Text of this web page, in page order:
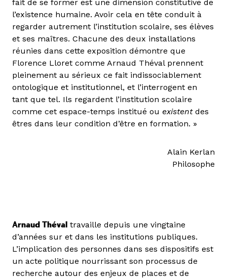
fait de se former est une dimension constitutive de
l’existence humaine. Avoir cela en tête conduit à
regarder autrement l’institution scolaire, ses élèves
et ses maîtres. Chacune des deux installations
réunies dans cette exposition démontre que
Florence Lloret comme Arnaud Théval prennent
pleinement au sérieux ce fait indissociablement
ontologique et institutionnel, et l’interrogent en
tant que tel. Ils regardent l’institution scolaire
comme cet espace-temps institué ou existentdes
êtres dans leur condition d’être en formation. »
Alain Kerlan
Philosophe
Arnaud Théval travaille depuis une vingtaine
d’années sur et dans les institutions publiques.
L’implication des personnes dans ses dispositifs est
un acte politique nourrissant son processus de
recherche autour des enjeux de places et de